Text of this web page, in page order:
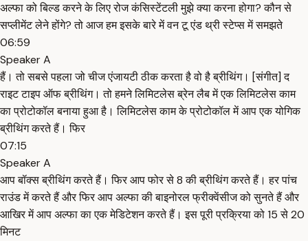
अल्फा को बिल्ड करने के लिए रोज कंसिस्टेंटली मुझे क्या करना होगा? कौन से
सप्लीमेंट लेने होंगे? तो आज हम इसके बारे में वन टू एंड थ्री स्टेप्स में समझते
06:59
Speaker A
हैं। तो सबसे पहला जो चीज एंजायटी ठीक करता है वो है ब्रीथिंग। [संगीत] द
राइट टाइप ऑफ ब्रीथिंग। तो हमने लिमिटलेस ब्रेन लैब में एक लिमिटलेस काम
का प्रोटोकॉल बनाया हुआ है। लिमिटलेस काम के प्रोटोकॉल में आप एक योगिक
ब्रीथिंग करते हैं। फिर
07:15
Speaker A
आप बॉक्स ब्रीथिंग करते हैं। फिर आप फोर से 8 की ब्रीथिंग करते हैं। हर पांच
राउंड में करते हैं और फिर आप अल्फा की बाइनोरल फ्रीक्वेंसीज को सुनते हैं और
आखिर में आप अल्फा का एक मेडिटेशन करते हैं। इस पूरी प्रक्रिया को 15 से 20
मिनट